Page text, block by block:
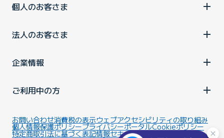
個人のお客さま
法人のお客さま
企業情報
ご利用中の方
お問い合わせ消費税の表示ウェブアクセシビリティの取り組み
個人情報保護ポリシープライバシーポータルCookieポリシー
特定商取引法に基づく表記情報セキュリティ基本方針